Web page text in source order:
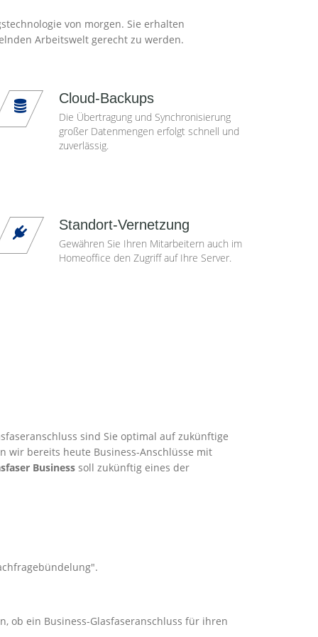
von morgen. Sie erhalten
Arbeitswelt gerecht zu werden.
Cloud-Backups
Die Übertragung und Synchronisierung
großer Datenmengen erfolgt schnell und
zuverlässig.
Standort-Vernetzung
Gewähren Sie Ihren Mitarbeitern auch im
Homeoffice den Zugriff auf Ihre Server.
sind Sie optimal auf zukünftige
wir bereits heute Business-Anschlüsse mit
Business soll zukünftig eines der
ob ein Business-Glasfaseranschluss für ihren